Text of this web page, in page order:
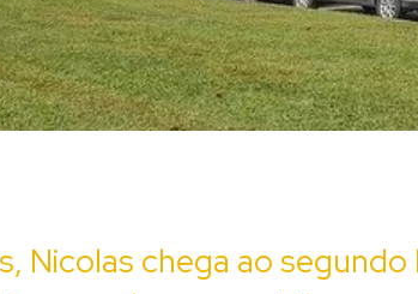
Nicolas chega ao